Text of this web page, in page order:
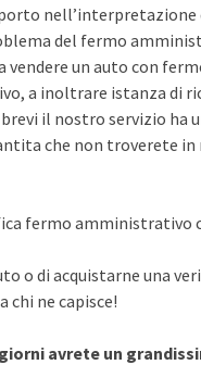
del fermo
un auto con
a inoltrare istanza di
il nostro servizio ha
che non troverete in
fermo amministrativo
o di acquistarne una
ne capisce!
giorni avrete un